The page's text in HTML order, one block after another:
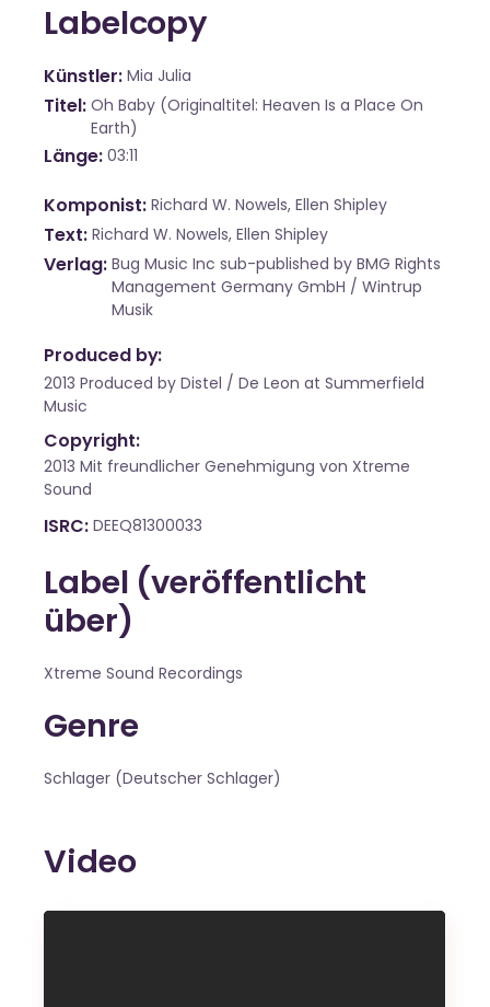
Labelcopy
Künstler Mia Julia
Titel Oh Baby (Originaltitel: Heaven Is a Place On
Earth)
Länge 03:11
Komponist Richard W. Nowels, Ellen Shipley
Text Richard W. Nowels, Ellen Shipley
Verlag Bug Music Inc sub-published by BMG Rights
Management Germany GmbH / Wintrup
Musik
Produced by:
2013 Produced by Distel / De Leon at Summerfield
Music
Copyright:
2013 Mit freundlicher Genehmigung von Xtreme
Sound
ISRC DEEQ81300033
Label (veröffentlicht
über)
Xtreme Sound Recordings
Genre
Schlager (Deutscher Schlager)
Video